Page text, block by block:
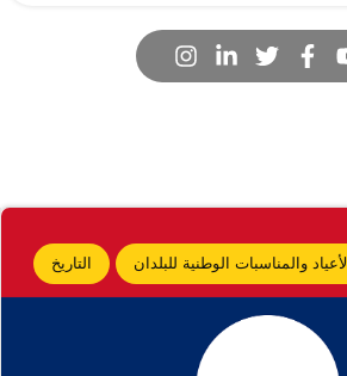
الأعياد والمناسبات الوطنية للبلدان التاريخ